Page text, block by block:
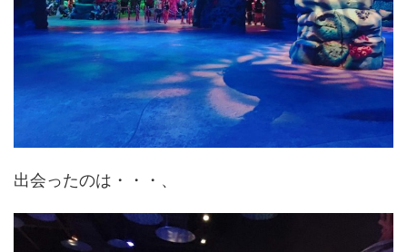
出会ったのは・・・、